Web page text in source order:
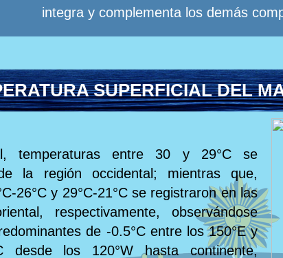
integra y complementa los demás
SUPERFICIAL DEL
temperaturas entre 30 y 29°C se
la región occidental; mientras que,
26°C y 29°C-21°C se registraron en las
respectivamente, observándose
de -0.5°C entre los 150°E y
desde los 120°W hasta continente,